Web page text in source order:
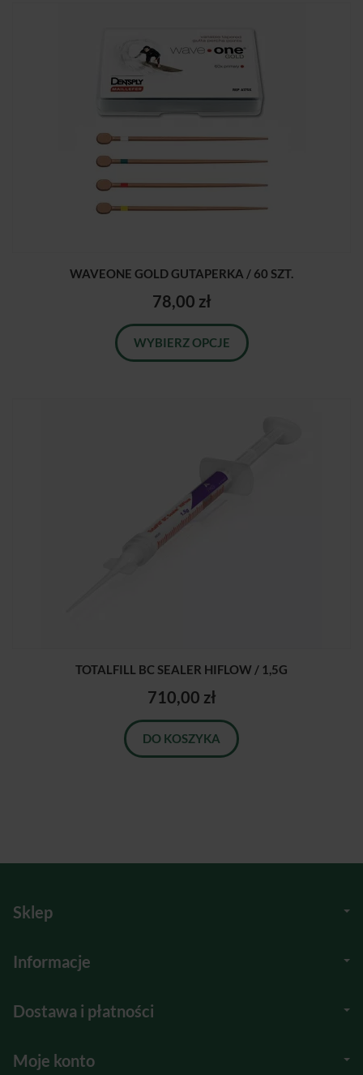
WAVEONE GOLD GUTAPERKA / 60 SZT.
78,00 zł
WYBIERZ OPCJE
TOTALFILL BC SEALER HIFLOW / 1,5G
710,00 zł
DO KOSZYKA
Sklep
Informacje
Dostawa i płatności
Moje konto